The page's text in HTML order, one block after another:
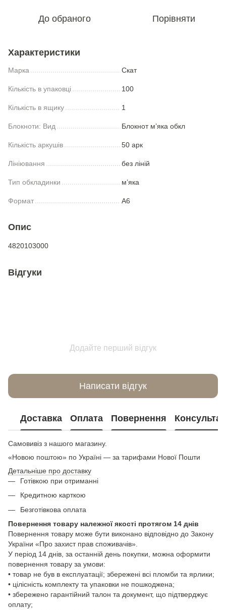
До обраного Порівняти
Характеристики
Марка Скат
Кількість в упаковці 100
Кількість в ящику 1
Блокноти: Вид Блокнот м’яка обкл
Кількість аркушів 50 арк
Лініювання без ліній
Тип обкладинки м’яка
Формат А6
Опис
4820103000
Відгуки
Додайте перший відгук
Написати відгук
Доставка Оплата Повернення
Самовивіз з нашого магазину.
«Новою поштою» по Україні — за тарифами Нової Пошти
Детальніше про доставку
Готівкою при отриманні
Кредитною карткою
Безготівкова оплата
Повернення товару належної якості протягом 14 днів
Повернення товару може бути виконано відповідно до Закону
України «Про захист прав споживачів».
У період 14 днів, за останній день покупки, можна оформити
повернення товару за умови:
• товар не був в експлуатації; збережені всі пломби та ярлики;
• цілісність комплекту та упаковки не пошкоджена;
• збережено гарантійний талон та документ, що підтверджує
оплату;